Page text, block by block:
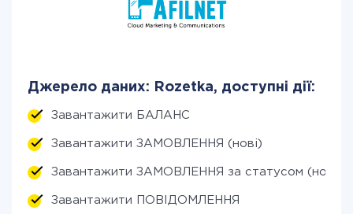
Джерело даних: Rozetka, доступні дії:
Завантажити БАЛАНС
Завантажити ЗАМОВЛЕННЯ (нові)
Завантажити ЗАМОВЛЕННЯ за статусом (нові)
Завантажити ПОВІДОМЛЕННЯ